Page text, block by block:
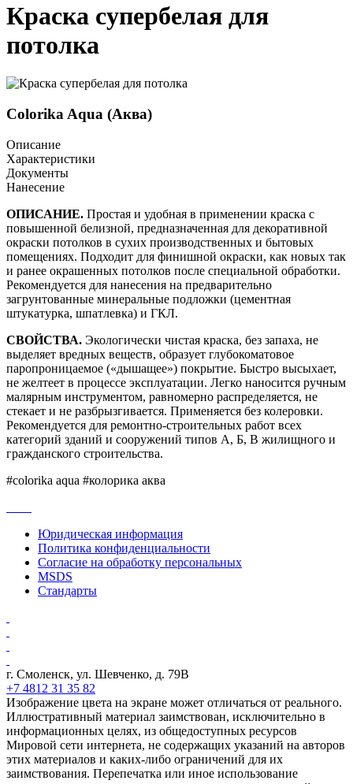
Краска супербелая для
потолка
Colorika Aqua (Аква)
Описание
Характеристики
Документы
Нанесение
ОПИСАНИЕ. Простая и удобная в применении краска с
повышенной белизной, предназначенная для декоративной
окраски потолков в сухих производственных и бытовых
помещениях. Подходит для финишной окраски, как новых так
и ранее окрашенных потолков после специальной обработки.
Рекомендуется для нанесения на предварительно
загрунтованные минеральные подложки (цементная
штукатурка, шпатлевка) и ГКЛ.
СВОЙСТВА. Экологически чистая краска, без запаха, не
выделяет вредных веществ, образует глубокоматовое
паропроницаемое («дышащее») покрытие. Быстро высыхает,
не желтеет в процессе эксплуатации. Легко наносится ручным
малярным инструментом, равномерно распределяется, не
стекает и не разбрызгивается. Применяется без колеровки.
Рекомендуется для ремонтно-строительных работ всех
категорий зданий и сооружений типов А, Б, В жилищного и
гражданского строительства.
#colorika aqua #колорика аква
Юридическая информация
Политика конфиденциальности
Согласие на обработку персональных
MSDS
Стандарты
г. Смоленск, ул. Шевченко, д. 79В
+7 4812 31 35 82
Изображение цвета на экране может отличаться от реального.
Иллюстративный материал заимствован, исключительно в
информационных целях, из общедоступных ресурсов
Мировой сети интернета, не содержащих указаний на авторов
этих материалов и каких-либо ограничений для их
заимствования. Перепечатка или иное использование